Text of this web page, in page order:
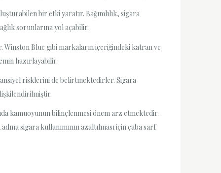
bir etki yaratır. Bağımlılık, sigara
sorunlarına yol açabilir.
Blue gibi markaların içeriğindeki katran ve
hazırlayabilir.
risklerini de belirtmektedirler. Sigara
kamuoyunun bilinçlenmesi önem arz etmektedir.
sigara kullanımının azaltılması için çaba sarf